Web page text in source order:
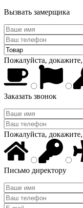
Вызвать замерщика
Пожалуйста,
Заказать звонок
Пожалуйста,
Письмо директору